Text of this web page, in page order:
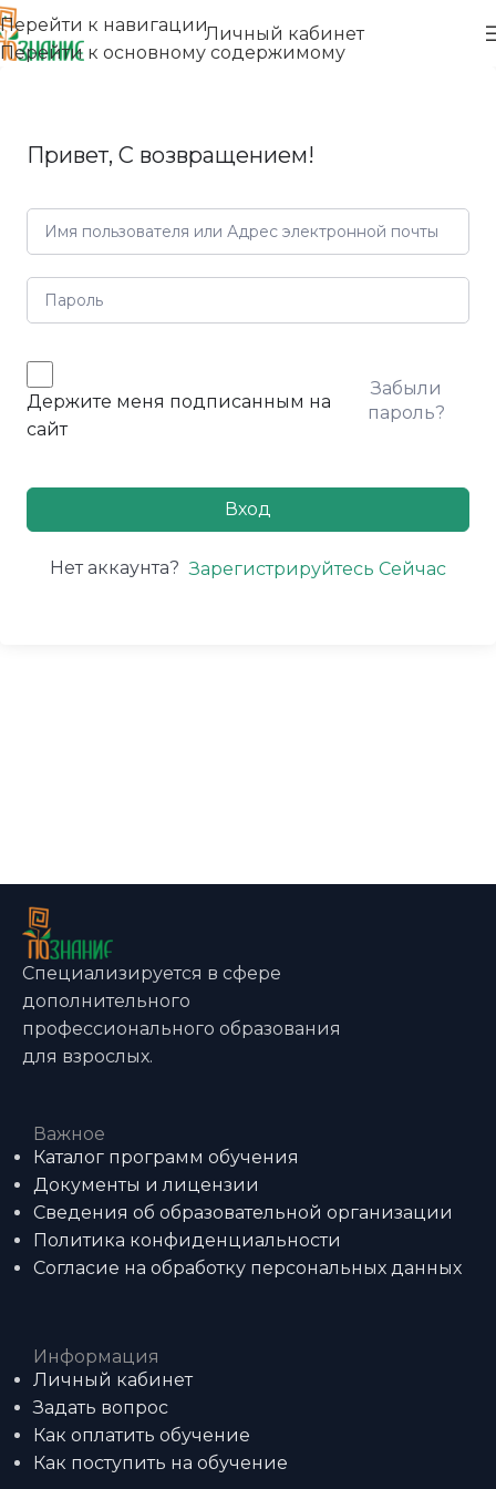
Перейти к навигации
Перейти к основному содержимому
Личный кабинет
Привет, С возвращением!
Держите меня подписанным на
сайт
Забыли
пароль?
Вход
Нет аккаунта? Зарегистрируйтесь Сейчас
Специализируется в сфере
дополнительного
профессионального образования
для взрослых.
Важное
Каталог программ обучения
Документы и лицензии
Сведения об образовательной организации
Политика конфиденциальности
Согласие на обработку персональных данных
Информация
Личный кабинет
Задать вопрос
Как оплатить обучение
Как поступить на обучение